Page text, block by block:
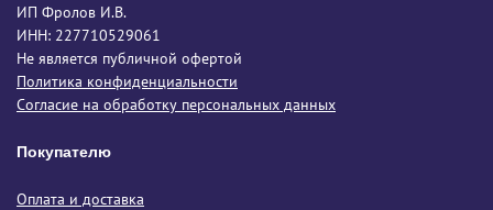
ИП Фролов И.В.
ИНН: 227710529061
Не является публичной офертой
Политика конфиденциальности
Согласие на обработку персональных данных
Покупателю
Оплата и доставка